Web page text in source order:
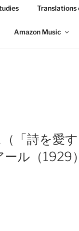
Translations
Amazon Music
「詩を愛す
ル（1929）